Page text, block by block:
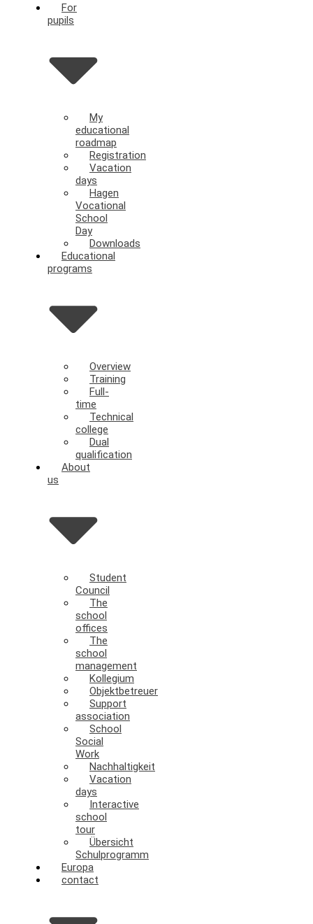
For
pupils
My
educational
roadmap
Registration
Vacation
days
Hagen
Vocational
School
Day
Downloads
Educational
programs
Overview
Training
Full-
time
Technical
college
Dual
qualification
About
us
Student
Council
The
school
offices
The
school
management
Kollegium
Objektbetreuer
Support
association
School
Social
Work
Nachhaltigkeit
Vacation
days
Interactive
school
tour
Übersicht
Schulprogramm
Europa
contact